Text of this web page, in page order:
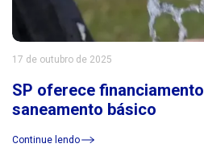
17 de outubro de 2025
SP oferece
saneamento básico
Continue lendo